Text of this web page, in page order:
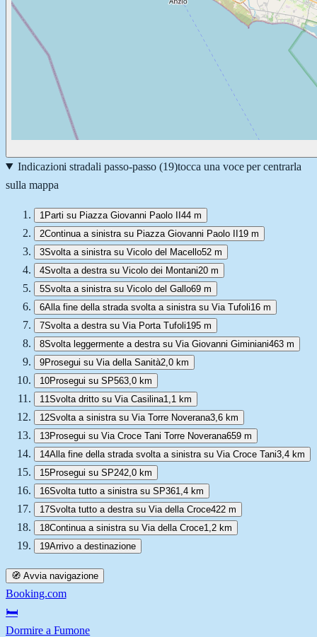
Indicazioni stradali passo-passo (19)tocca una voce per centrarla
sulla mappa
1 Parti su Piazza Giovanni Paolo II44 m
2Continua a sinistra su Piazza Giovanni Paolo II19 m
3Svolta a sinistra su Vicolo del Macello52 m
4Svolta a destra su Vicolo dei Montani20 m
5Svolta a sinistra su Vicolo del Gallo69 m
6Alla fine della strada svolta a sinistra su Via Tufoli16 m
7Svolta a destra su Via Porta Tufoli195 m
8Svolta leggermente a destra su Via Giovanni Giminiani463 m
9Prosegui su Via della Sanità2,0 km
10Prosegui su SP563,0 km
11Svolta dritto su Via Casilina1,1 km
12Svolta a sinistra su Via Torre Noverana3,6 km
13Prosegui su Via Croce Tani Torre Noverana659 m
14Alla fine della strada svolta a sinistra su Via Croce Tani3,4 km
15Prosegui su SP242,0 km
16Svolta tutto a sinistra su SP361,4 km
17Svolta tutto a destra su Via della Croce422 m
18Continua a sinistra su Via della Croce1,2 km
19Arrivo a destinazione
🧭 Avvia navigazione
Booking.com
🛏️
Dormire a Fumone